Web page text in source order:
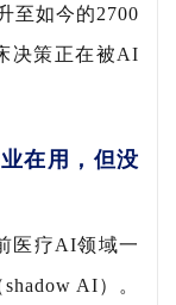
至如今的2700
决策正在被AI
在用，但没
医疗AI领域一
AI）。